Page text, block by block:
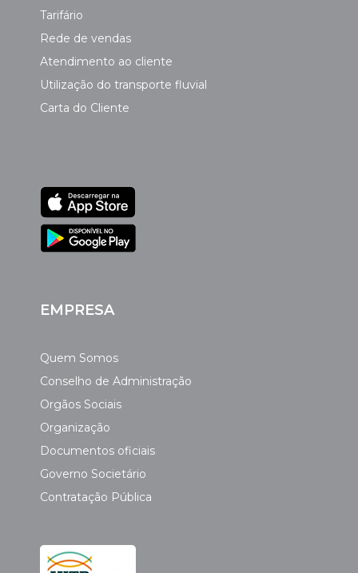
Tarifário
Rede de vendas
Atendimento ao cliente
Utilização do transporte fluvial
Carta do Cliente
EMPRESA
Quem Somos
Conselho de Administração
Orgãos Sociais
Organização
Documentos oficiais
Governo Societário
Contratação Pública